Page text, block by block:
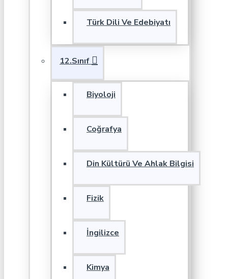
Türk Dili Ve Edebiyatı
12.Sınıf
Biyoloji
Coğrafya
Din Kültürü Ve Ahlak Bilgisi
Fizik
İngilizce
Kimya